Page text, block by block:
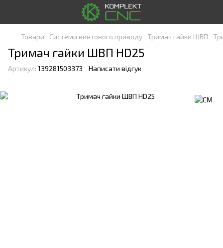
Товари Системи винтового приводу Тримач гайки ШВП
Тримач гайки ШВП HD25
Артикул: 139281503373 Написати відгук